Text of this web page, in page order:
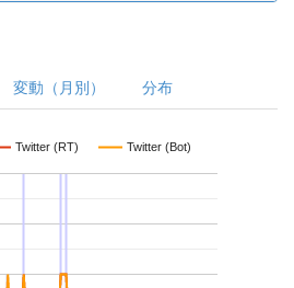
変動（月別） 分布
Twitter (RT) Twitter (Bot)